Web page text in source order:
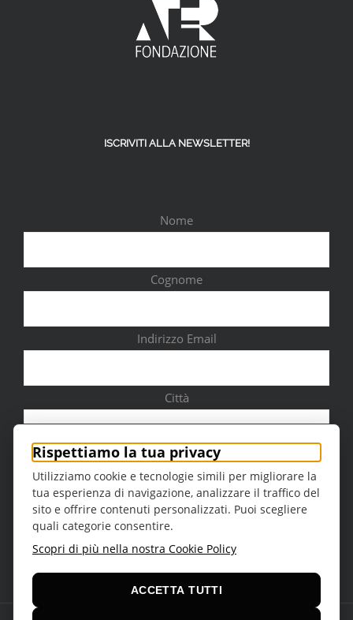
ISCRIVITI ALLA NEWSLETTER!
Nome
Cognome
Indirizzo Email
Città
Sesso
Rispettiamo la tua privacy
Utilizziamo cookie e tecnologie simili per migliorare la
tua esperienza di navigazione, analizzare il traffico del
sito e offrire contenuti personalizzati. Puoi scegliere
quali categorie consentire.
Scopri di più nella nostra Cookie Policy
ACCETTA TUTTI